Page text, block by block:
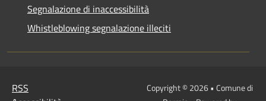
Segnalazione di inaccessibilità
Whistleblowing segnalazione illeciti
RSS
Copyright © 2026 • Comune di